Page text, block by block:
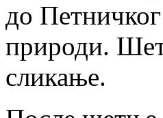
до
природи.
сликање.